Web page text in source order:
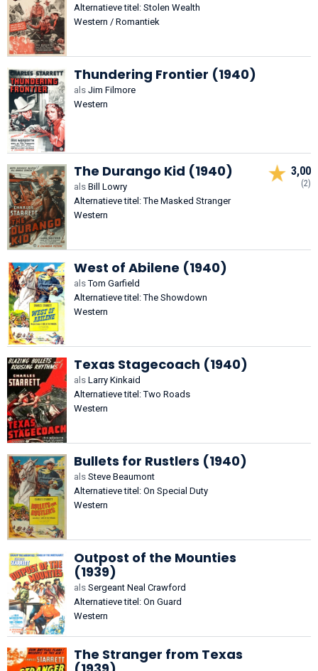
Alternatieve titel: Stolen Wealth
Western / Romantiek
Thundering Frontier (1940)
als Jim Filmore
Western
The Durango Kid (1940)
als Bill Lowry
Alternatieve titel: The Masked Stranger
Western
3,00
(2)
West of Abilene (1940)
alsTom Garfield
Alternatieve titel: The Showdown
Western
Texas Stagecoach (1940)
als Larry Kinkaid
Alternatieve titel: Two Roads
Western
Bullets for Rustlers (1940)
als Steve Beaumont
Alternatieve titel: On Special Duty
Western
Outpost of the Mounties
(1939)
als Sergeant Neal Crawford
Alternatieve titel: On Guard
Western
The Stranger from Texas